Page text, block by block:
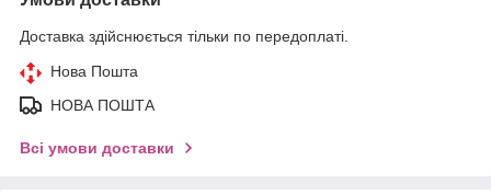
Доставка здійснюється тільки по передоплаті.
Нова Пошта
НОВА ПОШТА
Всі умови доставки